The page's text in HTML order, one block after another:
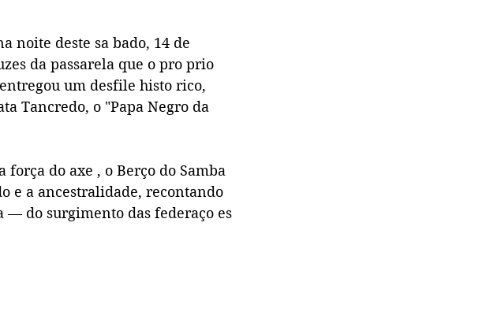
noite deste sa bado, 14 de
da passarela que o pro prio
um desfile histo rico,
Tancredo, o "Papa Negro da
do axe , o Berço do Samba
e a ancestralidade, recontando
— do surgimento das federaço es